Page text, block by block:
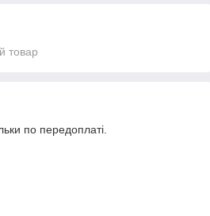
товар
по передоплаті.